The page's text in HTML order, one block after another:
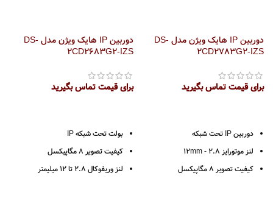
دوربین IP هایک ویژن مدل DS-
2CD2783G2-IZS
برای قیمت تماس بگیرید
دوربین IP تحت شبکه
لنز موتورایز 2.8 - 12mm
کیفیت تصویر 8 مگاپیکسل
دوربین IP هایک ویژن مدل DS-
2CD2683G2-IZS
برای قیمت تماس بگیرید
بولت تحت شبکه IP
کیفیت تصویر 8 مگاپیکسل
لنز وریفوکال 2.8 تا 12 میلیمتر